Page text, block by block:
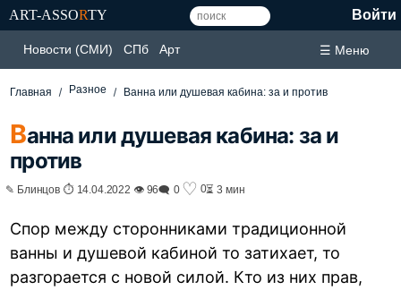
ART-ASSORTY Войти
Новости (СМИ) СПб Арт ☰ Меню
Главная Разное Ванна или душевая кабина: за и против
Ванна или душевая кабина: за и
против
✎ Блинцов ⏱ 14.04.2022 👁 96🗨 0 ♡ 0⏳ 3 мин
Спор между сторонниками традиционной
ванны и душевой кабиной то затихает, то
разгорается с новой силой. Кто из них прав,